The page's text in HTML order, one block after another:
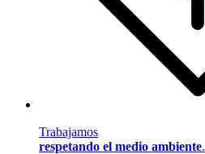
Trabajamos
respetando el medio ambiente.